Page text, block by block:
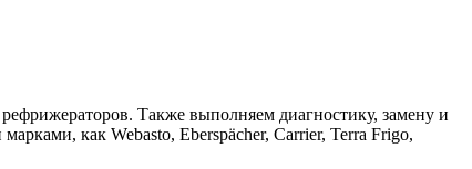
Также выполняем диагностику, замену и
как Webasto, Eberspächer, Carrier, Terra Frigo,